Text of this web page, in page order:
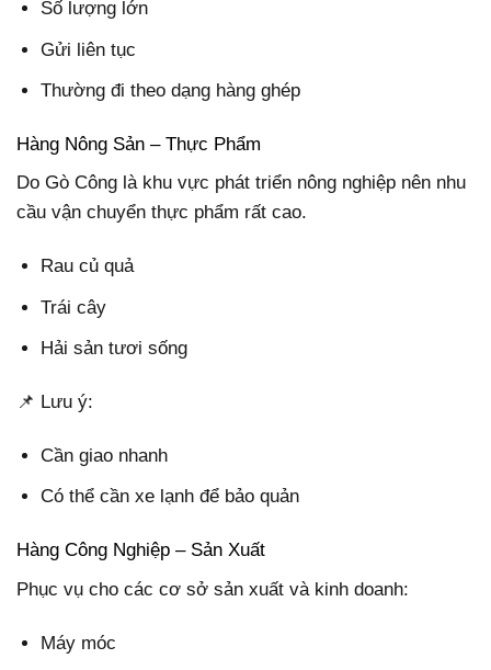
Số lượng lớn
Gửi liên tục
Thường đi theo dạng hàng ghép
Hàng Nông Sản – Thực Phẩm
Do Gò Công là khu vực phát triển nông nghiệp nên nhu
cầu vận chuyển thực phẩm rất cao.
Rau củ quả
Trái cây
Hải sản tươi sống
📌 Lưu ý:
Cần giao nhanh
Có thể cần xe lạnh để bảo quản
Hàng Công Nghiệp – Sản Xuất
Phục vụ cho các cơ sở sản xuất và kinh doanh:
Máy móc